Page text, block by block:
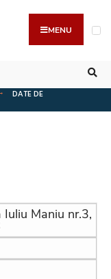
MENU
DATE DE
Iuliu Maniu nr.3,